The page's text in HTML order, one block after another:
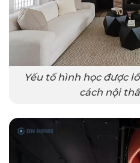
Yếu tố hình học được
cách nội